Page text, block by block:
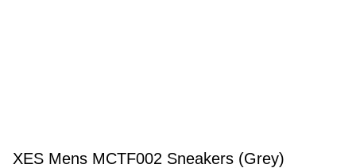
XES Mens MCTF002 Sneakers (Grey)